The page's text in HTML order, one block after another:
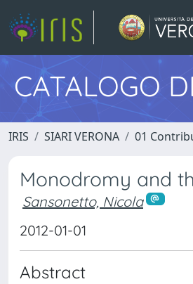
CATALOGO
IRIS SIARI VERONA 01
Monodromy and
Sansonetto, Nicola
2012-01-01
Abstract